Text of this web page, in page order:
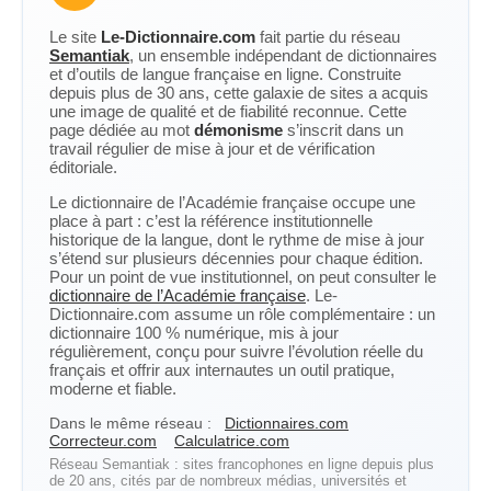
Le site Le-Dictionnaire.com fait partie du réseau
Semantiak, un ensemble indépendant de dictionnaires
et d’outils de langue française en ligne. Construite
depuis plus de 30 ans, cette galaxie de sites a acquis
une image de qualité et de fiabilité reconnue. Cette
page dédiée au mot démonisme s’inscrit dans un
travail régulier de mise à jour et de vérification
éditoriale.
Le dictionnaire de l’Académie française occupe une
place à part : c’est la référence institutionnelle
historique de la langue, dont le rythme de mise à jour
s’étend sur plusieurs décennies pour chaque édition.
Pour un point de vue institutionnel, on peut consulter le
dictionnaire de l’Académie française. Le-
Dictionnaire.com assume un rôle complémentaire : un
dictionnaire 100 % numérique, mis à jour
régulièrement, conçu pour suivre l’évolution réelle du
français et offrir aux internautes un outil pratique,
moderne et fiable.
Dans le même réseau :
Dictionnaires.com
Correcteur.com
Calculatrice.com
Réseau Semantiak : sites francophones en ligne depuis plus
de 20 ans, cités par de nombreux médias, universités et